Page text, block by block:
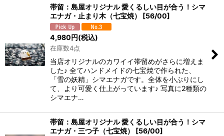
帯留：島屋オリジナル 愛くるしい目が合う！シマ
エナガ・止まり木（七宝焼）
[56/00]
4,980円(税込)
在庫数4点
当店オリジナルのカワイイ帯留めがさらに増えま
した♪ 全てハンドメイドの七宝焼で作られた、
「雪の妖精」シマエナガです。全体を小ぶりにし
て、より可愛く仕上がっています♪ 写真に2種類の
シマエナ…
帯留：島屋オリジナル 愛くるしい目が合う！シマ
エナガ・三つ子（七宝焼）
[56/00]